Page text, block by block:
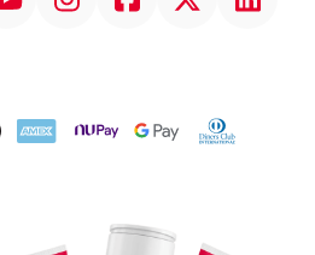
AMEX NuPay Google PayDiners Club